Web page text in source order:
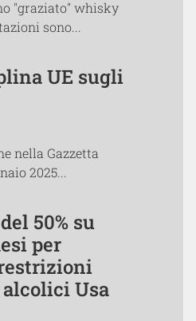
"graziato" whisky
sono...
UE sugli
nella Gazzetta
2025...
50% su
per
Usa